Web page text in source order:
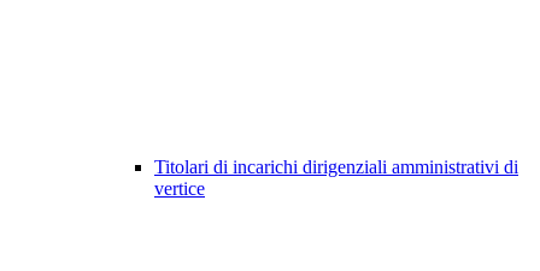
Titolari di incarichi dirigenziali amministrativi di
vertice